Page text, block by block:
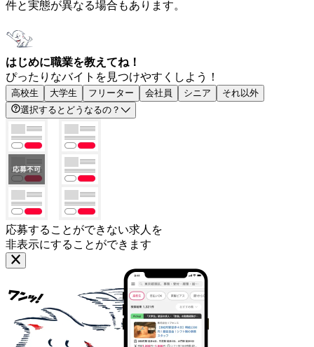
件と実態が異なる場合もあります。
はじめに職業を教えてね！
ぴったりなバイトを見つけやすくしよう！
高校生 大学生 フリーター 会社員 シニア
それ以外
選択するとどうなるの？
応募することができない求人を
非表示にすることができます